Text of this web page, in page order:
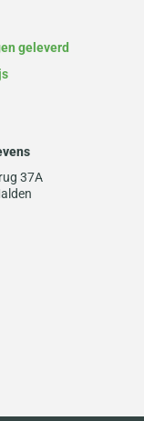
geleverd
37A